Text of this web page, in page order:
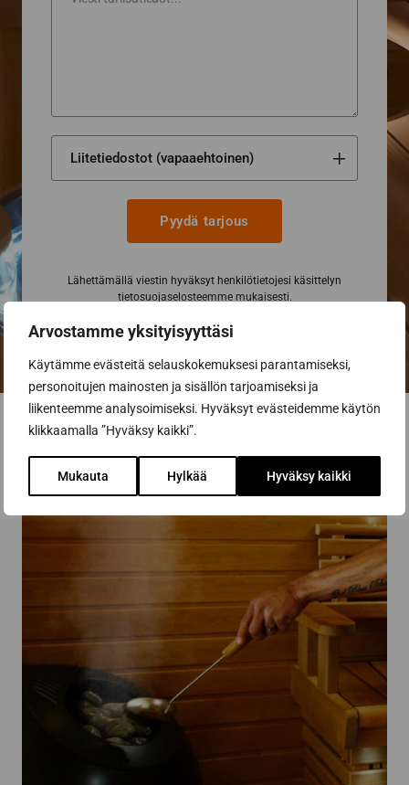
Arvostamme yksityisyyttäsi
Käytämme evästeitä selauskokemuksesi parantamiseksi,
personoitujen mainosten ja sisällön tarjoamiseksi ja
liikenteemme analysoimiseksi. Hyväksyt evästeidemme käytön
klikkaamalla ”Hyväksy kaikki”.
Mukauta Hylkää Hyväksy kaikki
Pyydä tarjous
Lähettämällä viestin hyväksyt henkilötietojesi käsittelyn
tietosuojaselosteemmemukaisesti.